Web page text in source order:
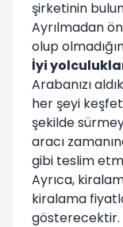
şirketinin
Ayrılmadan
olup
İyi
Arabanızı
her şeyi
şekilde
aracı
gibi teslim
Ayrıca,
kiralama
gösterecektir.